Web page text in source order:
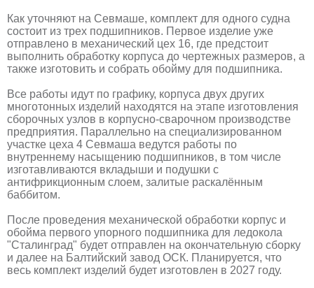
Как уточняют на Севмаше, комплект для одного судна
состоит из трех подшипников. Первое изделие уже
отправлено в механический цех 16, где предстоит
выполнить обработку корпуса до чертежных размеров, а
также изготовить и собрать обойму для подшипника.
Все работы идут по графику, корпуса двух других
многотонных изделий находятся на этапе изготовления
сборочных узлов в корпусно-сварочном производстве
предприятия. Параллельно на специализированном
участке цеха 4 Севмаша ведутся работы по
внутреннему насыщению подшипников, в том числе
изготавливаются вкладыши и подушки с
антифрикционным слоем, залитые раскалённым
баббитом.
После проведения механической обработки корпус и
обойма первого упорного подшипника для ледокола
"Сталинград" будет отправлен на окончательную сборку
и далее на Балтийский завод ОСК. Планируется, что
весь комплект изделий будет изготовлен в 2027 году.